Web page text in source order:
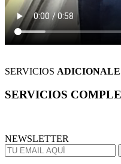
SERVICIOS
SERVICIOS
NEWSLETTER